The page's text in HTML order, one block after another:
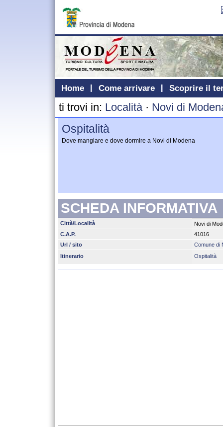
Home Come arrivare Scoprire il
ti trovi in: Località· Novi di
Ospitalità
Dove mangiare e dove dormire a Novi di Modena
SCHEDA INFORMATIVA
Città/Località
Novi di
C.A.P.
41016
Url / sito
Comune di
Itinerario
Ospitalità